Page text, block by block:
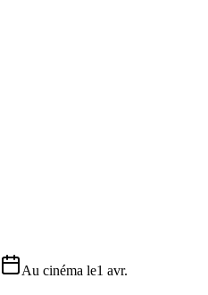
Au cinéma le1 avr.